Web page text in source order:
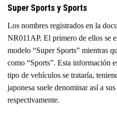
Super Sports y Sports
Los nombres registrados en la
NR011AP. El primero de ellos se
modelo “Super Sports” mientras
como “Sports”. Esta información
tipo de vehículos se trataría,
japonesa suele denominar así a
respectivamente.